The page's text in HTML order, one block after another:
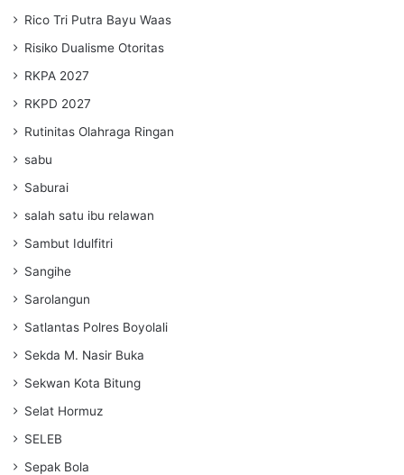
Rico Tri Putra Bayu Waas
Risiko Dualisme Otoritas
RKPA 2027
RKPD 2027
Rutinitas Olahraga Ringan
sabu
Saburai
salah satu ibu relawan
Sambut Idulfitri
Sangihe
Sarolangun
Satlantas Polres Boyolali
Sekda M. Nasir Buka
Sekwan Kota Bitung
Selat Hormuz
SELEB
Sepak Bola